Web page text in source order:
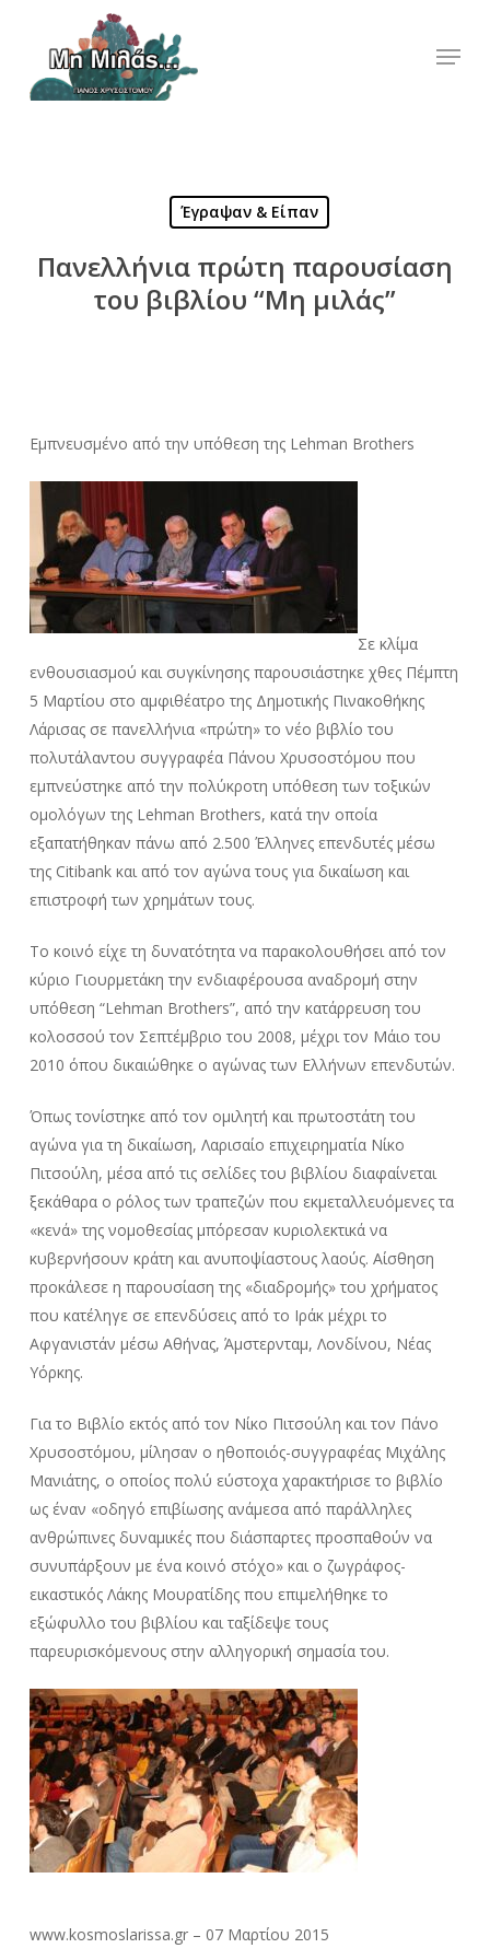
content
Menu
Έγραψαν & Είπαν
Πανελλήνια πρώτη παρουσίαση
του βιβλίου “Μη μιλάς”
Εμπνευσμένο από την υπόθεση της Lehman Brothers
Σε κλίμα
ενθουσιασμού και συγκίνησης παρουσιάστηκε χθες Πέμπτη
5 Μαρτίου στο αμφιθέατρο της Δημοτικής Πινακοθήκης
Λάρισας σε πανελλήνια «πρώτη» το νέο βιβλίο του
πολυτάλαντου συγγραφέα Πάνου Χρυσοστόμου που
εμπνεύστηκε από την πολύκροτη υπόθεση των τοξικών
ομολόγων της Lehman Brothers, κατά την οποία
εξαπατήθηκαν πάνω από 2.500 Έλληνες επενδυτές μέσω
της Citibank και από τον αγώνα τους για δικαίωση και
επιστροφή των χρημάτων τους.
Το κοινό είχε τη δυνατότητα να παρακολουθήσει από τον
κύριο Γιουρμετάκη την ενδιαφέρουσα αναδρομή στην
υπόθεση “Lehman Brothers”, από την κατάρρευση του
κολοσσού τον Σεπτέμβριο του 2008, μέχρι τον Μάιο του
2010 όπου δικαιώθηκε ο αγώνας των Ελλήνων επενδυτών.
Όπως τονίστηκε από τον ομιλητή και πρωτοστάτη του
αγώνα για τη δικαίωση, Λαρισαίο επιχειρηματία Νίκο
Πιτσούλη, μέσα από τις σελίδες του βιβλίου διαφαίνεται
ξεκάθαρα ο ρόλος των τραπεζών που εκμεταλλευόμενες τα
«κενά» της νομοθεσίας μπόρεσαν κυριολεκτικά να
κυβερνήσουν κράτη και ανυποψίαστους λαούς. Αίσθηση
προκάλεσε η παρουσίαση της «διαδρομής» του χρήματος
που κατέληγε σε επενδύσεις από το Ιράκ μέχρι το
Αφγανιστάν μέσω Αθήνας, Άμστερνταμ, Λονδίνου, Νέας
Υόρκης.
Για το Βιβλίο εκτός από τον Νίκο Πιτσούλη και τον Πάνο
Χρυσοστόμου, μίλησαν ο ηθοποιός-συγγραφέας Μιχάλης
Μανιάτης, ο οποίος πολύ εύστοχα χαρακτήρισε το βιβλίο
ως έναν «οδηγό επιβίωσης ανάμεσα από παράλληλες
ανθρώπινες δυναμικές που διάσπαρτες προσπαθούν να
συνυπάρξουν με ένα κοινό στόχο» και ο ζωγράφος-
εικαστικός Λάκης Μουρατίδης που επιμελήθηκε το
εξώφυλλο του βιβλίου και ταξίδεψε τους
παρευρισκόμενους στην αλληγορική σημασία του.
www.kosmoslarissa.gr – 07 Μαρτίου 2015
Close